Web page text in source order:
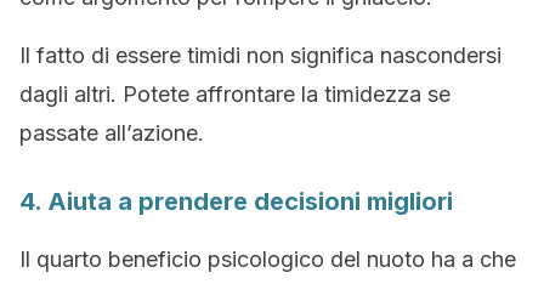
Il fatto di essere timidi non significa nascondersi
dagli altri. Potete affrontare la timidezza se
passate all’azione.
4. Aiuta a prendere decisioni migliori
Il quarto beneficio psicologico del nuoto ha a che